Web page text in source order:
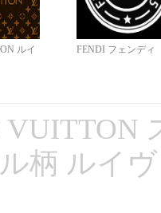
ルイ
FENDI フェンディ
VUITTON
柄 ルイ